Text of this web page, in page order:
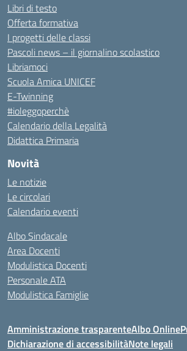
Libri di testo
Offerta formativa
I progetti delle classi
Pascoli news – il giornalino scolastico
Libriamoci
Scuola Amica UNICEF
E-Twinning
#ioleggoperchè
Calendario della Legalità
Didattica Primaria
Novità
Le notizie
Le circolari
Calendario eventi
Albo Sindacale
Area Docenti
Modulistica Docenti
Personale ATA
Modulistica Famiglie
Amministrazione trasparenteAlbo Online
Dichiarazione di accessibilitàNote legali